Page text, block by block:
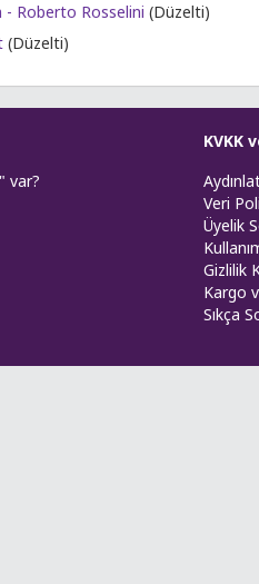
Roberto Rosselini (Düzelti)
(Düzelti)
var?
KVKK
Veri
Üyelik
Gizlilik
Kargo
Sıkça